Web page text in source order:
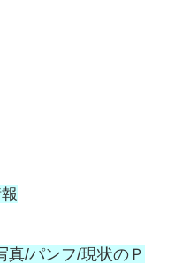
真/パンフ/現状のＰ